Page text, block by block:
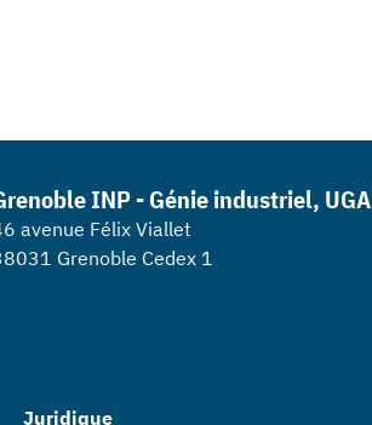
INP - Génie industriel, UGA
avenue Félix Viallet
Grenoble Cedex 1
Juridique